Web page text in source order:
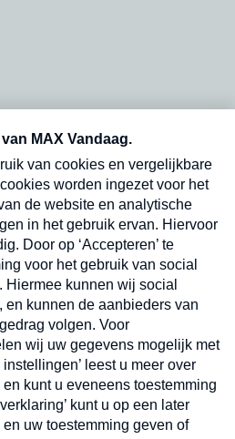
en dinsdagochtend in
Verzend
op onze